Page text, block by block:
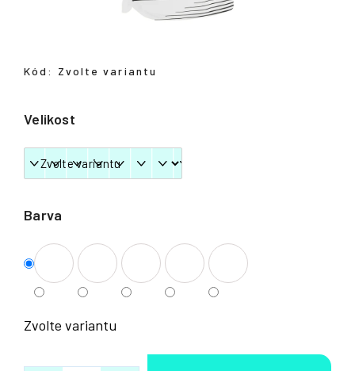
Barva
Velikost
Zvolte variantu
Kód: Zvolte variantu